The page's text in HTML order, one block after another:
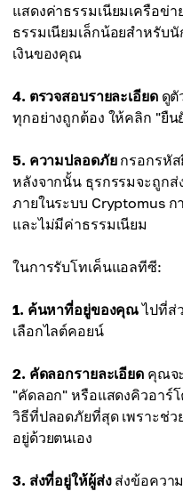
แสดงค่าธรรมเนียมเครือ
ธรรมเนียมเล็กน้อยสำหรับ
เงินของคุณ
4. ตรวจสอบรายละเอียดดูตั
ทุกอย่างถูกต้อง ให้คลิก "ยืน
5. ความปลอดภัยกรอกรหัส
หลังจากนั้น ธุรกรรมจะถูกส่
ภายในระบบ Cryptomus
และไม่มีค่าธรรมเนียม
ในการรับโทเค็นแอลทีซี:
1. ค้นหาที่อยู่ของคุณไปที่ส่
เลือกไลต์คอยน์
2. คัดลอกรายละเอียดคุณจ
"คัดลอก" หรือแสดงคิวอาร์
วิธีที่ปลอดภัยที่สุด เพราะช่
อยู่ด้วยตนเอง
3. ส่งที่อยู่ให้ผู้ส่งส่งข้อควา